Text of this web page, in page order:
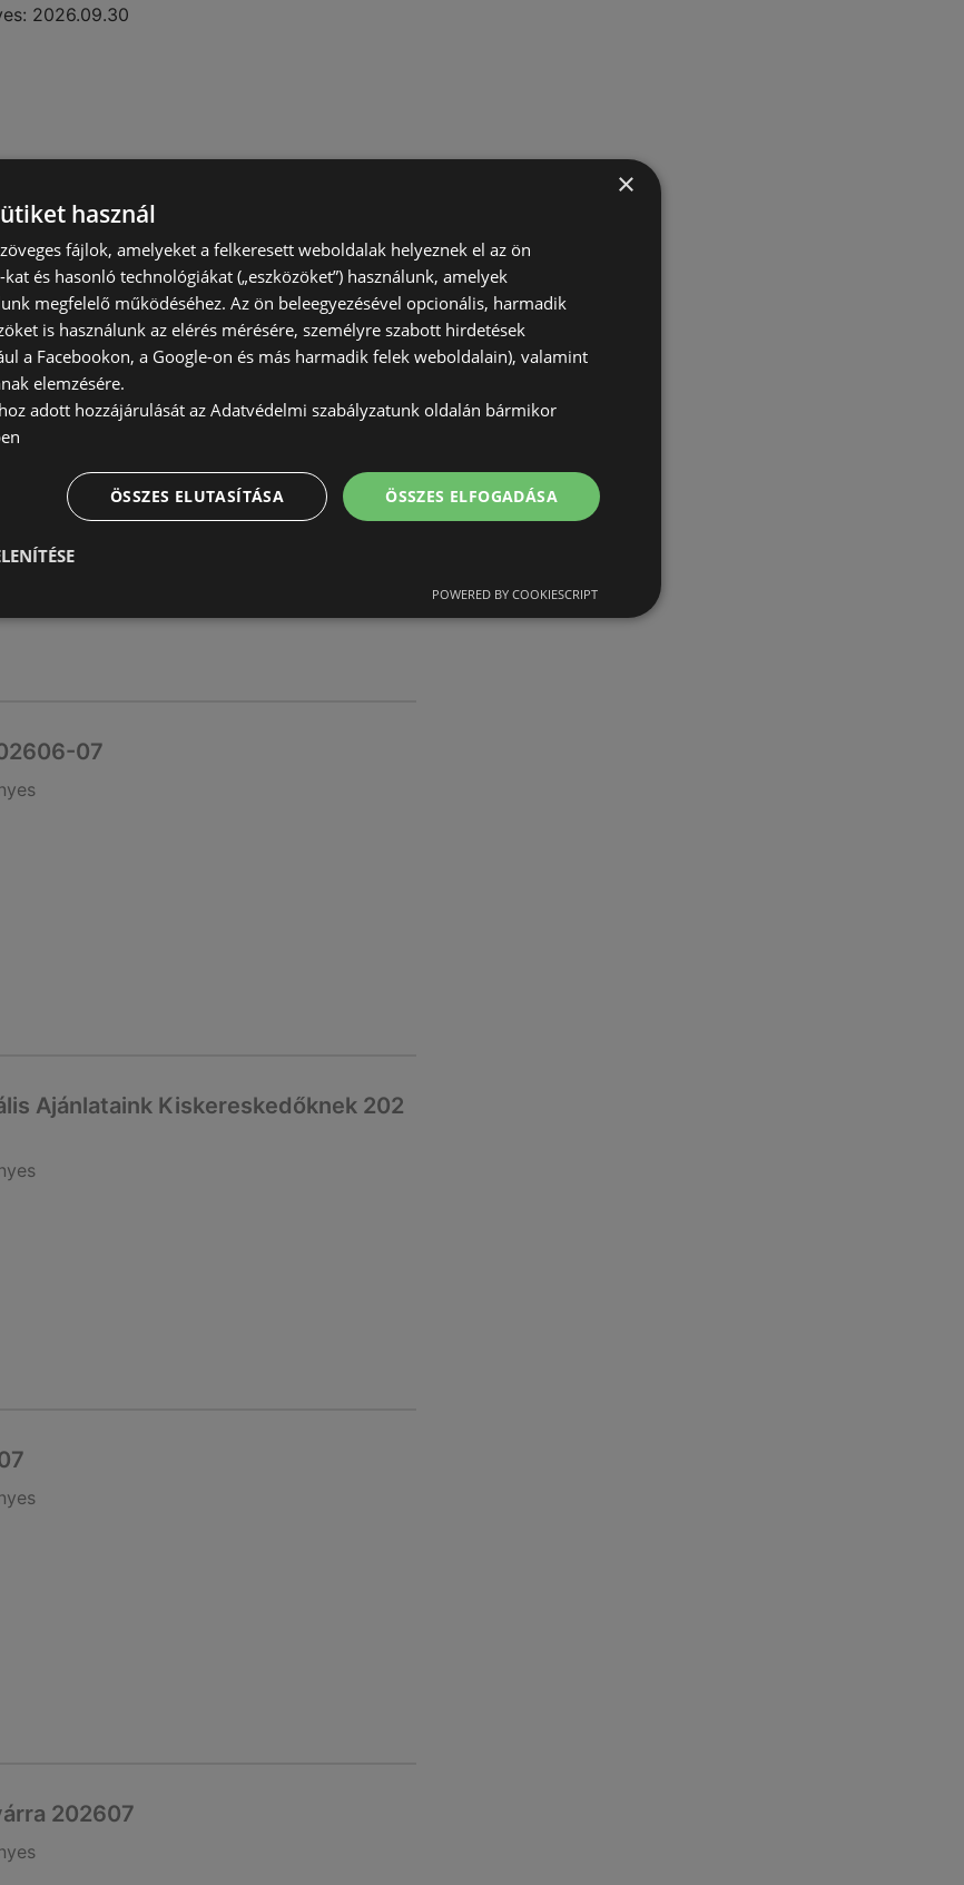
2026.09.30
202608
2026.08.31
07
Ajánlataink Kiskereskedőknek 202
202607
×
használ
fájlok, amelyeket a felkeresett weboldalak helyeznek el az ön
és hasonló technológiákat („eszközöket”) használunk, amelyek
megfelelő működéséhez. Az ön beleegyezésével opcionális, harmadik
is használunk az elérés mérésére, személyre szabott hirdetések
a Facebookon, a Google-on és más harmadik felek weboldalain), valamint
elemzésére.
adott hozzájárulását az Adatvédelmi szabályzatunk oldalán bármikor
ÖSSZES ELFOGADÁSA
ÖSSZES ELUTASÍTÁSA
POWERED BY COOKIESCRIPT